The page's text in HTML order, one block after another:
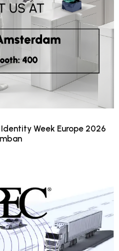
Week Europe 2026